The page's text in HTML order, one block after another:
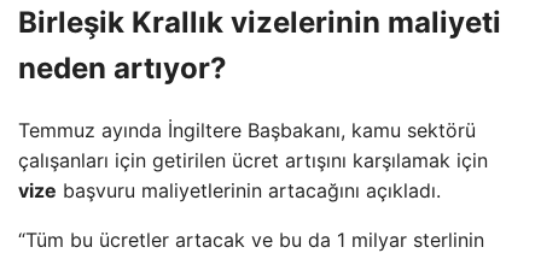
Birleşik Krallık vizelerinin maliyeti
neden artıyor?
Temmuz ayında İngiltere Başbakanı, kamu sektörü
çalışanları için getirilen ücret artışını karşılamak için
vize başvuru maliyetlerinin artacağını açıkladı.
“Tüm bu ücretler artacak ve bu da 1 milyar sterlinin